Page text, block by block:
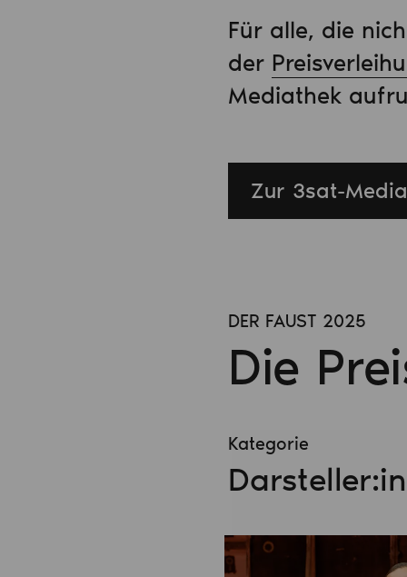
Für alle, die
der
Mediathek
Zur 3sat-
DER FAUST 2025
Die
Kategorie